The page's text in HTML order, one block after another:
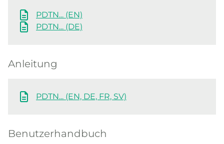
PDTN... (EN)
PDTN... (DE)
Anleitung
PDTN... (EN, DE, FR, SV)
Benutzerhandbuch